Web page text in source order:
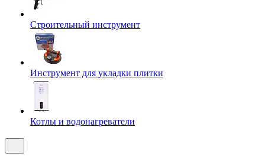
Строительный инструмент
Инструмент для укладки плитки
Котлы и водонагреватели